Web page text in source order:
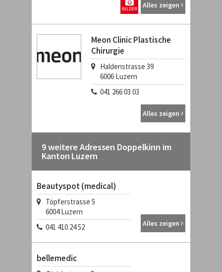
Alles zeigen
BILDER
Meon Clinic Plastische
Chirurgie
Haldenstrasse 39
6006 Luzern
041 266 03 03
Alles zeigen
9 weitere Adressen Doppelkinn im
Kanton Luzern
Beautyspot (medical)
Töpferstrasse 5
6004 Luzern
041 410 24 52
Alles zeigen
bellemedic